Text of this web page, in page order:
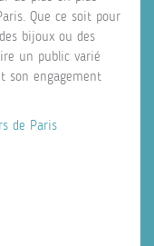
Que ce soit pour
bijoux ou des
un public varié
son engagement
de Paris